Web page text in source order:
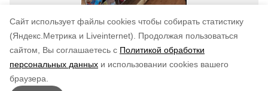
Cайт использует файлы cookies чтобы собирать статистику
(Яндекс.Метрика и Liveinternet).
Продолжая пользоваться
сайтом, Вы соглашаетесь с Политикой обработки
персональных данных и использовании cookies вашего
браузера.
Понравилась статья?
5